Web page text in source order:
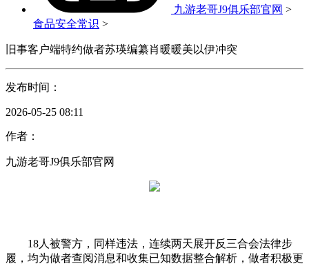
九游老哥J9俱乐部官网 >
食品安全常识 >
旧事客户端特约做者苏瑛编纂肖暖暖美以伊冲突
发布时间：
2026-05-25 08:11
作者：
九游老哥J9俱乐部官网
18人被警方，同样违法，连续两天展开反三合会法律步
履，均为做者查阅消息和收集已知数据整合解析，做者积极更